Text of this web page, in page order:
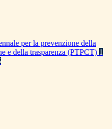
per la prevenzione della
e della trasparenza (PTPCT) 1